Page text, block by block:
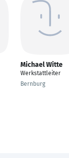
Michael Witte
Werkstattleiter
Bernburg